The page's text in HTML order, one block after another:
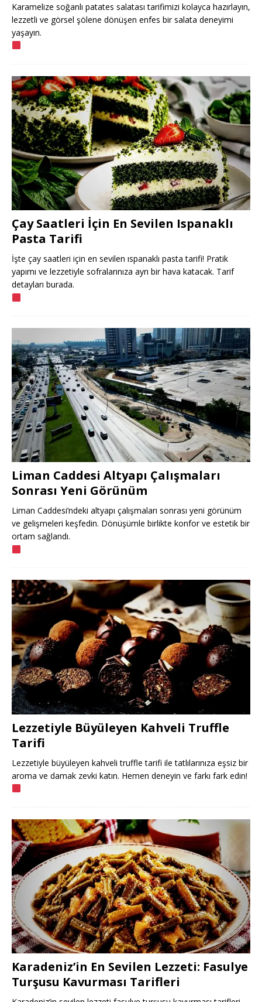
Karamelize soğanlı patates salatası tarifimizi kolayca hazırlayın,
lezzetli ve görsel şölene dönüşen enfes bir salata deneyimi
yaşayın.
Çay Saatleri İçin En Sevilen Ispanaklı
Pasta Tarifi
İşte çay saatleri için en sevilen ıspanaklı pasta tarifi! Pratik
yapımı ve lezzetiyle sofralarınıza ayrı bir hava katacak. Tarif
detayları burada.
Liman Caddesi Altyapı Çalışmaları
Sonrası Yeni Görünüm
Liman Caddesi’ndeki altyapı çalışmaları sonrası yeni görünüm
ve gelişmeleri keşfedin. Dönüşümle birlikte konfor ve estetik bir
ortam sağlandı.
Lezzetiyle Büyüleyen Kahveli Truffle
Tarifi
Lezzetiyle büyüleyen kahveli truffle tarifi ile tatlılarınıza eşsiz bir
aroma ve damak zevki katın. Hemen deneyin ve farkı fark edin!
Karadeniz’in En Sevilen Lezzeti: Fasulye
Turşusu Kavurması Tarifleri